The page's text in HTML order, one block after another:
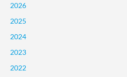
2026
2025
2024
2023
2022